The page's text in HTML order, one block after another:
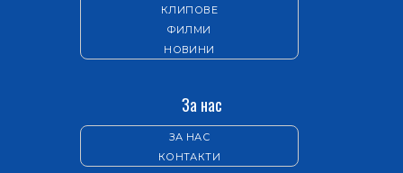
КЛИПОВЕ
ФИЛМИ
НОВИНИ
За нас
ЗА НАС
КОНТАКТИ